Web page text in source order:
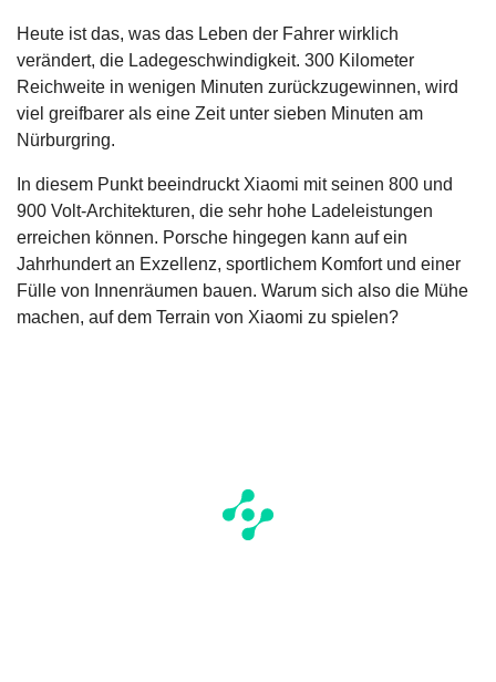
Heute ist das, was das Leben der Fahrer wirklich
verändert, die Ladegeschwindigkeit. 300 Kilometer
Reichweite in wenigen Minuten zurückzugewinnen, wird
viel greifbarer als eine Zeit unter sieben Minuten am
Nürburgring.
In diesem Punkt beeindruckt Xiaomi mit seinen 800 und
900 Volt-Architekturen, die sehr hohe Ladeleistungen
erreichen können. Porsche hingegen kann auf ein
Jahrhundert an Exzellenz, sportlichem Komfort und einer
Fülle von Innenräumen bauen. Warum sich also die Mühe
machen, auf dem Terrain von Xiaomi zu spielen?